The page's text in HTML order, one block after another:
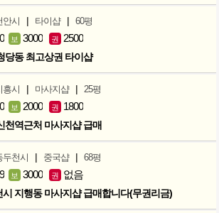
시 | 타이샵 | 60평
보 3000 권 2500
당동 최고상권 타이샵
시 | 마사지샵 | 25평
보 2000 권 1800
천역근처 마사지샵 급매
천시 | 중국샵 | 68평
보 3000 권 없음
시 지행동 마사지샵 급매합니다(무권리금)